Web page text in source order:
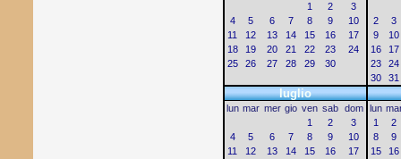
1
2
3
4
5 6 7 8 9
10
11
12 13 14 15 16
17
18
19 20 21 22 23
24
25
26 27 28 29 30
2
3
9
10
16
17
23
24
30
31
luglio
lun mar mer gio ven sab dom
1
2
3
4
5 6 7 8 9
10
11
12 13 14 15 16
17
lun
1
2
8
9
15
16